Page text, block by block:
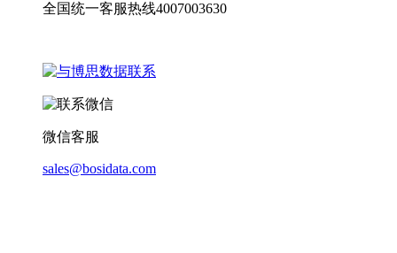
全国统一客服热线4007003630
微信客服
sales@bosidata.com